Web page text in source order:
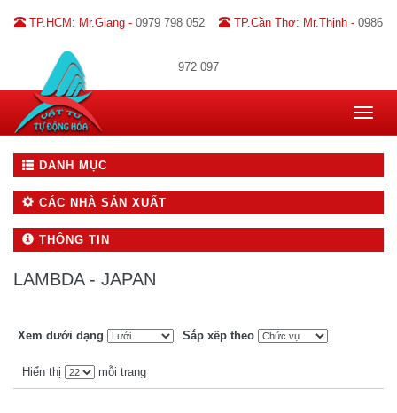
TP.HCM: Mr.Giang - 0979 798 052 TP.Cần Thơ: Mr.Thịnh - 0986
972 097
Toggle
DANH MỤC
CÁC NHÀ SẢN XUẤT
THÔNG TIN
LAMBDA - JAPAN
Xem dưới dạng Sắp xếp theo
Hiển thị mỗi trang